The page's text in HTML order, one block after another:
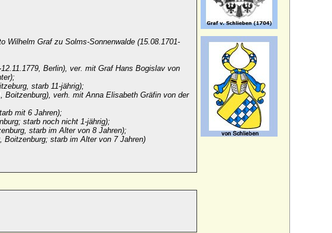
Wilhelm Graf zu Solms-Sonnenwalde (15.08.1701-
Berlin), ver. mit Graf Hans Bogislav von
starb 11-jährig);
Boitzenburg), verh. mit Anna Elisabeth Gräfin von der
mit 6 Jahren);
starb noch nicht 1-jährig);
starb im Alter von 8 Jahren);
Boitzenburg; starb im Alter von 7 Jahren)